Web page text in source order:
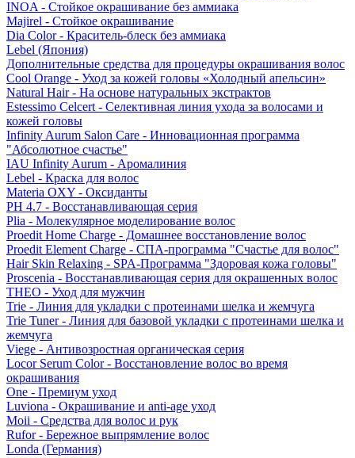
INOA - Стойкое окрашивание без аммиака
Majirel - Стойкое окрашивание
Dia Color - Краситель-блеск без аммиака
Lebel (Япония)
Дополнительные средства для процедуры окрашивания волос
Cool Orange - Уход за кожей головы «Холодный апельсин»
Natural Hair - На основе натуральных экстрактов
Estessimo Celcert - Селективная линия ухода за волосами и
кожей головы
Infinity Aurum Salon Care - Инновационная программа
"Абсолютное счастье"
IAU Infinity Aurum - Аромалиния
Lebel - Краска для волос
Materia OXY - Оксиданты
PH 4.7 - Восстанавливающая серия
Plia - Молекулярное моделирование волос
Proedit Home Charge - Домашнее восстановление волос
Proedit Element Charge - СПА-программа "Счастье для волос"
Hair Skin Relaxing - SPA-Программа "Здоровая кожа головы"
Proscenia - Восстанавливающая серия для окрашенных волос
THEO - Уход для мужчин
Trie - Линия для укладки с протеинами шелка и жемчуга
Trie Tuner - Линия для базовой укладки с протеинами шелка и
жемчуга
Viege - Антивозростная органическая серия
Locor Serum Color - Восстановление волос во время
окрашивания
One - Премиум уход
Luviona - Окрашивание и anti-age уход
Moii - Средства для волос и рук
Rufor - Бережное выпрямление волос
Londa (Германия)